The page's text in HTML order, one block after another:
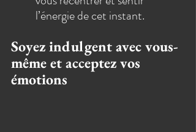
l’énergie de cet instant.
Soyez indulgent avec vous-
même et acceptez vos
émotions